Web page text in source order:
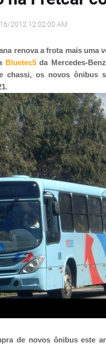
2012 12:02:00 AM
renova a frota mais uma
Bluetec5da Mercedes-
chassi, os novos ônibus
de novos ônibus este